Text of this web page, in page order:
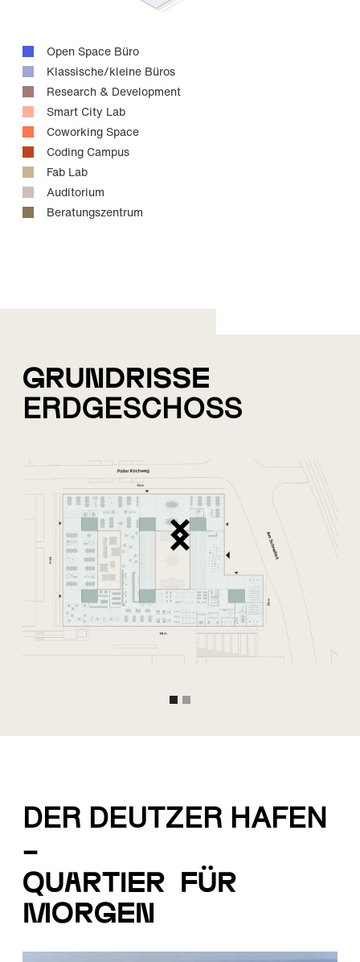
Open Space Büro
Klassische/kleine Büros
Research & Development
Smart City Lab
Coworking Space
Coding Campus
Fab Lab
Auditorium
Beratungszentrum
Grundrisse
ERDGESCHOSS
DER DEUTZER HAFEN
–
quartier für
morgen